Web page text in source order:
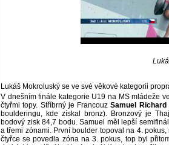
Lukáš Mokroluský se ve své věkové kategorii
V dnešním finále kategorie U19 na MS mládeže
čtyřmi topy. Stříbrný je FrancouzSamuel Richard
boulderingu, kde získal bronz). Bronzový je
bodový zisk 84,7 bodu. Samuel měl lepší
a třemi zónami. První boulder topoval na 4.
čtyřce se povedla zóna na 3. pokus, top byl